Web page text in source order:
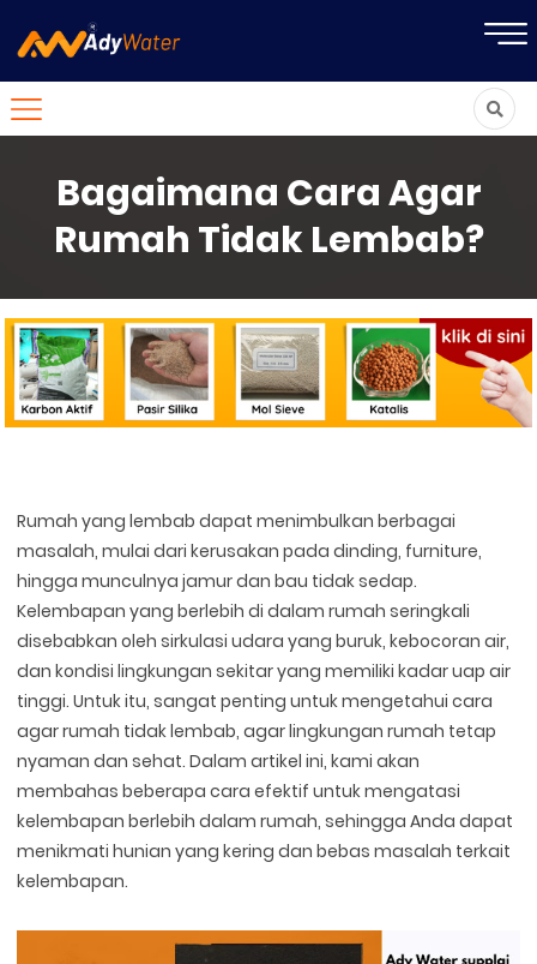
Bagaimana Cara Agar
Rumah Tidak Lembab?
Rumah yang lembab dapat menimbulkan berbagai
masalah, mulai dari kerusakan pada dinding, furniture,
hingga munculnya jamur dan bau tidak sedap.
Kelembapan yang berlebih di dalam rumah seringkali
disebabkan oleh sirkulasi udara yang buruk, kebocoran air,
dan kondisi lingkungan sekitar yang memiliki kadar uap air
tinggi. Untuk itu, sangat penting untuk mengetahui cara
agar rumah tidak lembab, agar lingkungan rumah tetap
nyaman dan sehat. Dalam artikel ini, kami akan
membahas beberapa cara efektif untuk mengatasi
kelembapan berlebih dalam rumah, sehingga Anda dapat
menikmati hunian yang kering dan bebas masalah terkait
kelembapan.